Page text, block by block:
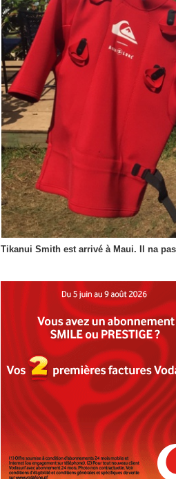
Tikanui Smith est arrivé à Maui. Il na